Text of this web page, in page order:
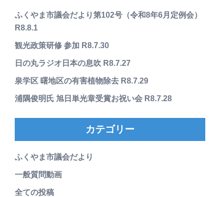
ふくやま市議会だより第102号（令和8年6月定例会）
R8.8.1
観光政策研修 参加 R8.7.30
日の丸ラジオ日本の息吹 R8.7.27
泉学区 曙地区の有害植物除去 R8.7.29
浦隅俊明氏 旭日単光章受賞お祝い会 R8.7.28
カテゴリー
ふくやま市議会だより
一般質問動画
全ての投稿